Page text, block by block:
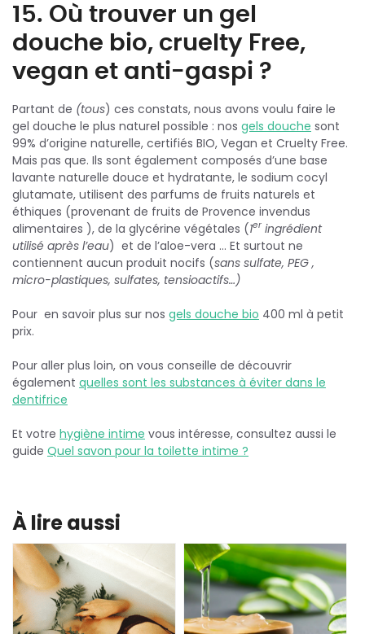
15. Où trouver un gel
douche bio, cruelty Free,
vegan et anti-gaspi ?
Partant de (tous) ces constats, nous avons voulu faire le
gel douche le plus naturel possible : nos gels douche sont
99% d’origine naturelle, certifiés BIO, Vegan et Cruelty Free.
Mais pas que. Ils sont également composés d’une base
lavante naturelle douce et hydratante, le sodium cocyl
glutamate, utilisent des parfums de fruits naturels et
éthiques (provenant de fruits de Provence invendus
alimentaires ), de la glycérine végétales (1er ingrédient
utilisé après l’eau) et de l’aloe-vera … Et surtout ne
contiennent aucun produit nocifs (sans sulfate, PEG ,
micro-plastiques, sulfates, tensioactifs…)
Pour en savoir plus sur nos gels douche bio 400 ml à petit
prix.
Pour aller plus loin, on vous conseille de découvrir
également quelles sont les substances à éviter dans le
dentifrice
Et votre hygiène intime vous intéresse, consultez aussi le
guide Quel savon pour la toilette intime ?
À lire aussi